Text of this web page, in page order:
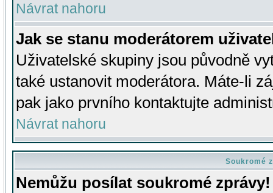
Návrat nahoru
Jak se stanu moderátorem
Uživatelské skupiny jsou původně
také ustanovit moderátora. Máte-li
pak jako prvního kontaktujte
Návrat nahoru
Soukromé
Nemůžu posílat soukromé zprávy!